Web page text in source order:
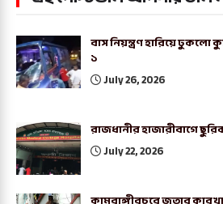
বাস নিয়ন্ত্রণ হারিয়ে ঢুকলো
১
July 26, 2026
রাজধানীর হাজারীবাগে
July 22, 2026